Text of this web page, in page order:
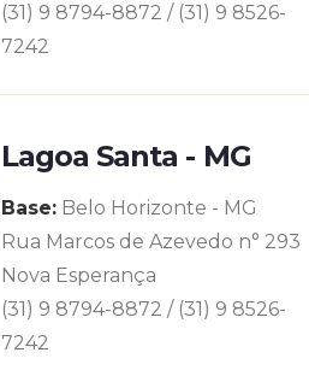
(31) 9 8794-8872 / (31) 9 8526-
7242
Lagoa Santa - MG
Base: Belo Horizonte - MG
Rua Marcos de Azevedo n° 293
Nova Esperança
(31) 9 8794-8872 / (31) 9 8526-
7242